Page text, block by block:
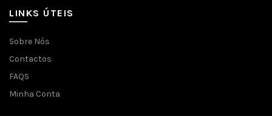
LINKS ÚTEIS
Sobre Nós
Contactos
FAQS
Minha Conta